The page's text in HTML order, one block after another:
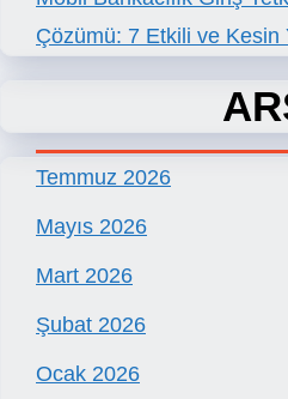
Çözümü: 7 Etkili ve Kesin
Temmuz 2026
Mayıs 2026
Mart 2026
Şubat 2026
Ocak 2026